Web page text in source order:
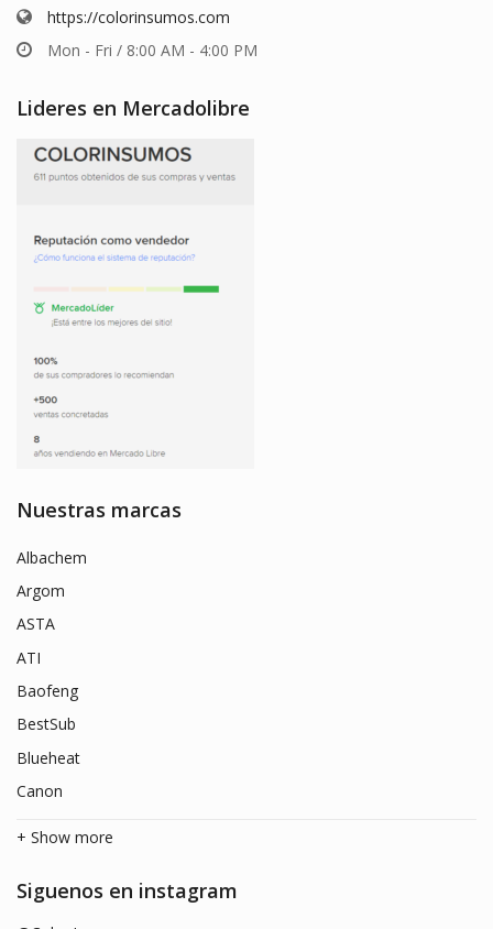
https://colorinsumos.com
Mon - Fri / 8:00 AM - 4:00 PM
Lideres en Mercadolibre
Nuestras marcas
Albachem
Argom
ASTA
ATI
Baofeng
BestSub
Blueheat
Canon
+ Show more
Siguenos en instagram